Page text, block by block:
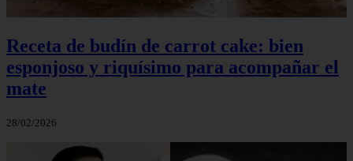
Receta de budín de carrot cake: bien
esponjoso y riquísimo para acompañar el
mate
28/02/2026